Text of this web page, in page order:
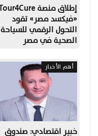
«فيكسد مصر» تقود
التحول الرقمي للسياحة
الصحية في مصر
أهم الأخبار
خبير اقتصادي: صندوق